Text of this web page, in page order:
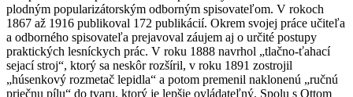
plodným popularizátorským odborným spisovateľom. V rokoch
1867 až 1916 publikoval 172 publikácií. Okrem svojej práce učiteľa
a odborného spisovateľa prejavoval záujem aj o určité postupy
praktických lesníckych prác. V roku 1888 navrhol „tlačno-ťahací
sejací stroj“, ktorý sa neskôr rozšíril, v roku 1891 zostrojil
„húsenkový rozmetač lepidla“ a potom premenil naklonenú „ručnú
priečnu pílu“ do tvaru, ktorý je lepšie ovládateľný. Spolu s Ottom